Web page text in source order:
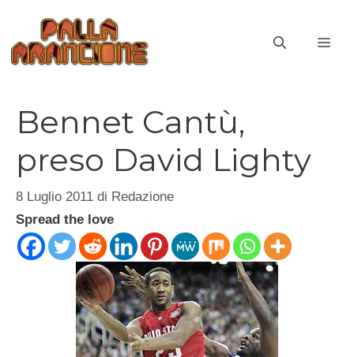
contenuto
Bennet Cantù,
preso David Lighty
8 Luglio 2011 di Redazione
Spread the love